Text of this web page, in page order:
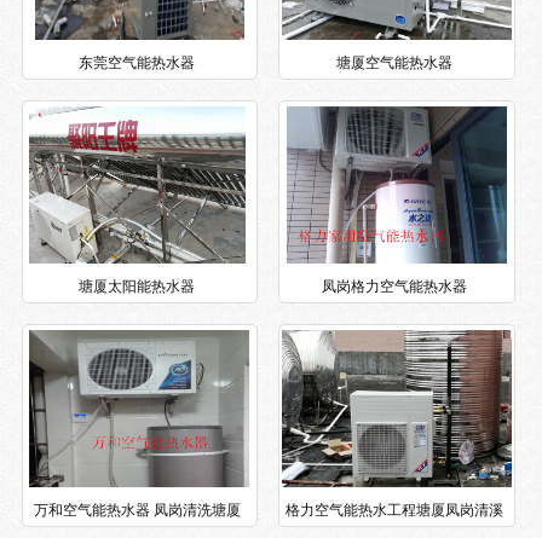
东莞空气能热水器 塘厦空气能热水器
塘厦太阳能热水器 凤岗格力空气能热水器
万和空气能热水器 凤岗清洗塘厦 格力空气能热水工程塘厦凤岗清溪